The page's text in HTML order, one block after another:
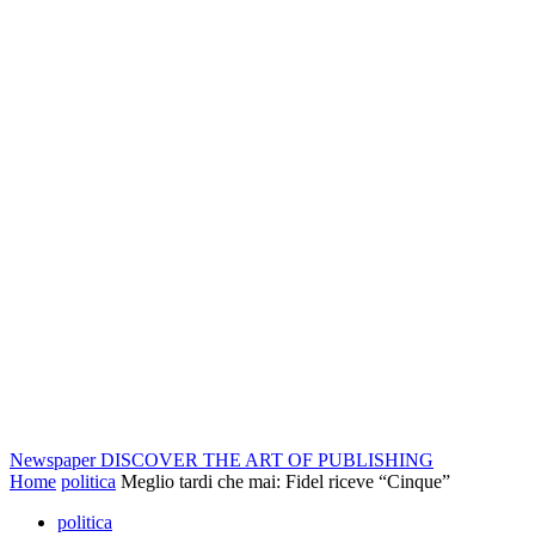
Newspaper DISCOVER THE ART OF PUBLISHING
Home politica Meglio tardi che mai: Fidel riceve “Cinque”
politica